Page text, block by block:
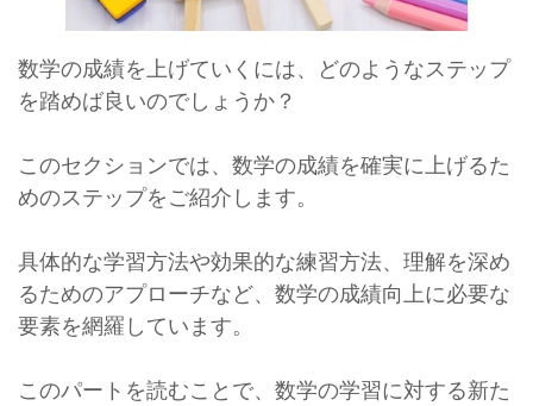
数学の成績を上げていくには、どのようなステップ
を踏めば良いのでしょうか？
このセクションでは、数学の成績を確実に上げるた
めのステップをご紹介します。
具体的な学習方法や効果的な練習方法、理解を深め
るためのアプローチなど、数学の成績向上に必要な
要素を網羅しています。
このパートを読むことで、数学の学習に対する新た